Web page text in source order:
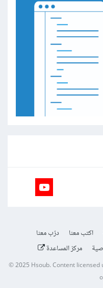
اكتب معنا
درّب معنا
مركز المساعدة
© 2025Hsoub.Content